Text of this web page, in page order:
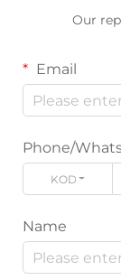
Our
Email
Phone/
KOD
Name